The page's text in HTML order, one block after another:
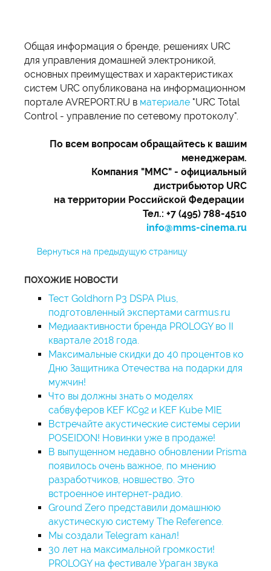
Общая информация о бренде, решениях URC
для управления домашней электроникой,
основных преимуществах и характеристиках
систем URC опубликована на информационном
портале AVREPORT.RU в материале "URC Total
Control - управление по сетевому протоколу".
По всем вопросам обращайтесь к вашим
менеджерам.
Компания "ММС" - официальный
дистрибьютор URC
на территории Российской Федерации
Тел.: +7 (495) 788-4510
info@mms-cinema.ru
Вернуться на предыдущую страницу
ПОХОЖИЕ НОВОСТИ
Тест Goldhorn P3 DSPA Plus,
подготовленный экспертами carmus.ru
Медиаактивности бренда PROLOGY во II
квартале 2018 года.
Максимальные скидки до 40 процентов ко
Дню Защитника Отечества на подарки для
мужчин!
Что вы должны знать о моделях
сабвуферов KEF KC92 и KEF Kube MIE
Встречайте акустические системы серии
POSEIDON! Новинки уже в продаже!
В выпущенном недавно обновлении Prisma
появилось очень важное, по мнению
разработчиков, новшество. Это
встроенное интернет-радио.
Ground Zero представили домашнюю
акустическую систему The Reference.
Мы создали Telegram канал!
30 лет на максимальной громкости!
PROLOGY на фестивале Ураган звука